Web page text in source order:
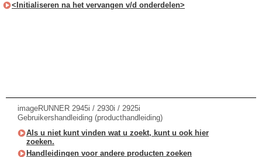
<Initialiseren na het vervangen v/d onderdelen>
imageRUNNER 2945i / 2930i / 2925i
Gebruikershandleiding (producthandleiding)
Als u niet kunt vinden wat u zoekt, kunt u ook hier
zoeken.
Handleidingen voor andere producten zoeken